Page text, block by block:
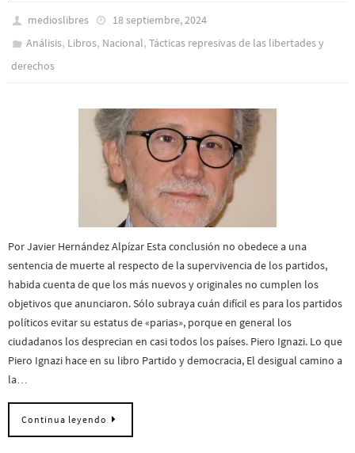
medioslibres
18 septiembre, 2024
Análisis, Libros, Nacional,Tácticas represivas de las libertades y
derechos
Por Javier Hernández Alpízar Esta conclusión no obedece a una
sentencia de muerte al respecto de la supervivencia de los partidos,
habida cuenta de que los más nuevos y originales no cumplen los
objetivos que anunciaron. Sólo subraya cuán difícil es para los partidos
políticos evitar su estatus de «parias», porque en general los
ciudadanos los desprecian en casi todos los países. Piero Ignazi. Lo que
Piero Ignazi hace en su libro Partido y democracia, El desigual camino a
la…
Continua leyendo